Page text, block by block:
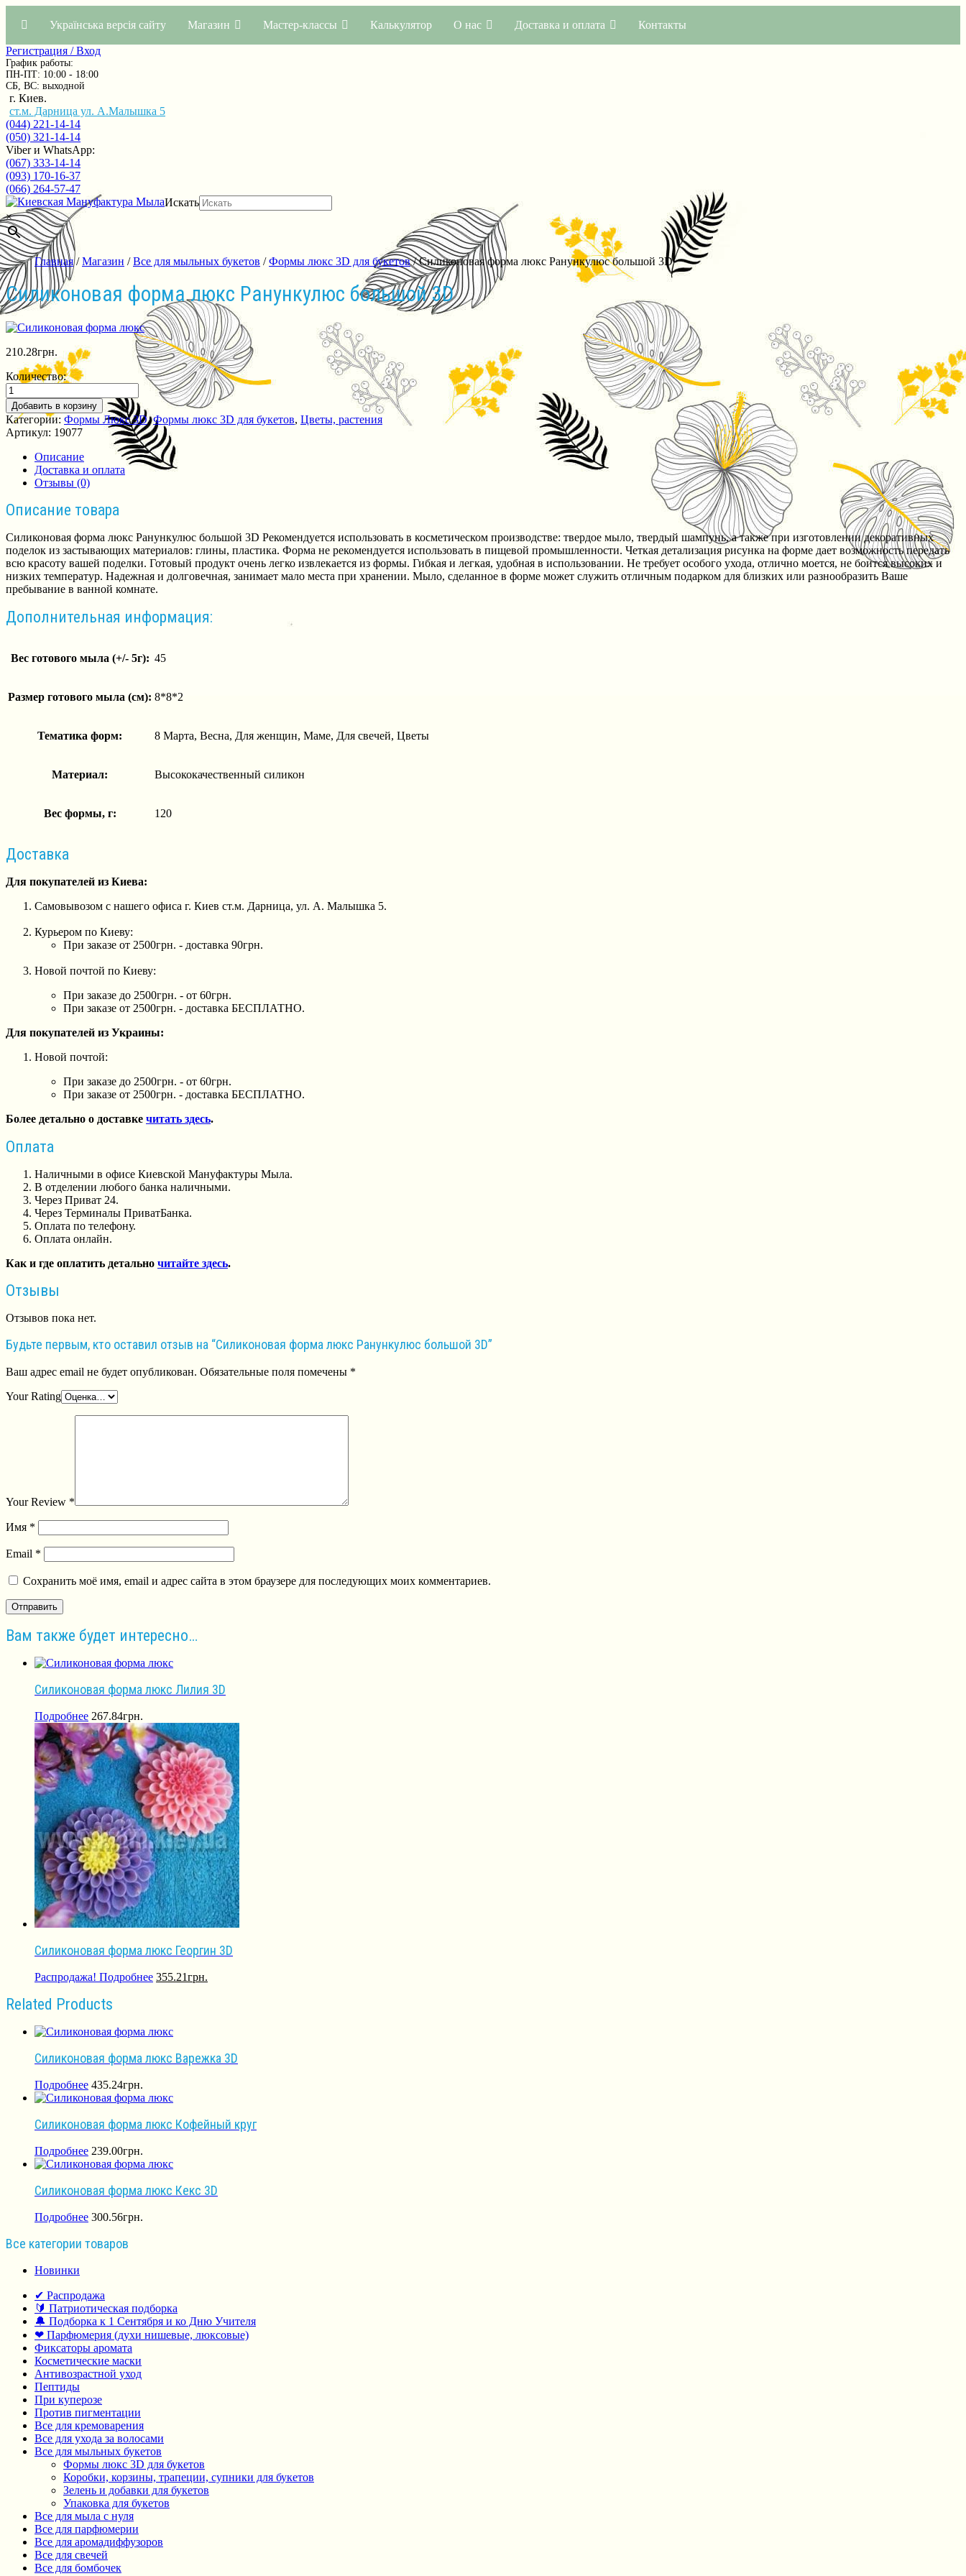
Українська версія сайту Магазин Мастер-классы Калькулятор О нас Доставка и оплата Контакты
Регистрация / Вход
График работы:
ПН-ПТ: 10:00 - 18:00
СБ, ВС: выходной
г. Киев.
ст.м. Дарница ул. А.Малышка 5
(044) 221-14-14
(050) 321-14-14
Viber и WhatsApp:
(067) 333-14-14
(093) 170-16-37
(066) 264-57-47
Искать
×
Главная/Магазин /Все для мыльных букетов /Формы люкс 3D для букетов/ Силиконовая форма люкс Ранункулюс большой 3D
Силиконовая форма люкс Ранункулюс большой 3D
210.28грн.
Количество:
Добавить в корзину
Категории: Формы Люкс 3D,Формы люкс 3D для букетов, Цветы, растения
Артикул: 19077
Описание
Доставка и оплата
Отзывы (0)
Описание товара
Силиконовая форма люкс Ранункулюс большой 3D Рекомендуется использовать в косметическом производстве: твердое мыло, твердый шампунь, а также при изготовлении декоративных
поделок из застывающих материалов: глины, пластика. Форма не рекомендуется использовать в пищевой промышленности. Четкая детализация рисунка на форме дает возможность передать
всю красоту вашей поделки. Готовый продукт очень легко извлекается из формы. Гибкая и легкая, удобная в использовании. Не требует особого ухода, отлично моется, не боится высоких и
низких температур. Надежная и долговечная, занимает мало места при хранении. Мыло, сделанное в форме может служить отличным подарком для близких или разнообразить Ваше
пребывание в ванной комнате.
Дополнительная информация:
Вес готового мыла (+/- 5г): 45
Размер готового мыла (см): 8*8*2
Тематика форм: 8 Марта, Весна, Для женщин, Маме, Для свечей, Цветы
Материал: Высококачественный силикон
Вес формы, г: 120
Доставка
Для покупателей из Киева:
Самовывозом с нашего офиса г. Киев ст.м. Дарница, ул. А. Малышка 5.
Курьером по Киеву:
При заказе от 2500грн. - доставка 90грн.
Новой почтой по Киеву:
При заказе до 2500грн. - от 60грн.
При заказе от 2500грн. - доставка БЕСПЛАТНО.
Для покупателей из Украины:
Новой почтой:
При заказе до 2500грн. - от 60грн.
При заказе от 2500грн. - доставка БЕСПЛАТНО.
Более детально о доставке читать здесь.
Оплата
Наличными в офисе Киевской Мануфактуры Мыла.
В отделении любого банка наличными.
Через Приват 24.
Через Терминалы ПриватБанка.
Оплата по телефону.
Оплата онлайн.
Как и где оплатить детально читайте здесь.
Отзывы
Отзывов пока нет.
Будьте первым, кто оставил отзыв на “Силиконовая форма люкс Ранункулюс большой 3D”
Ваш адрес email не будет опубликован. Обязательные поля помечены *
Your Rating
Your Review *
Имя *
Email *
Сохранить моё имя, email и адрес сайта в этом браузере для последующих моих комментариев.
Вам также будет интересно…
Силиконовая форма люкс Лилия 3D
Подробнее 267.84грн.
Силиконовая форма люкс Георгин 3D
Распродажа! Подробнее 355.21грн.
Related Products
Силиконовая форма люкс Варежка 3D
Подробнее 435.24грн.
Силиконовая форма люкс Кофейный круг
Подробнее 239.00грн.
Силиконовая форма люкс Кекс 3D
Подробнее 300.56грн.
Все категории товаров
Новинки
✔ Распродажа
🔰 Патриотическая подборка
🔔 Подборка к 1 Сентября и ко Дню Учителя
❤ Парфюмерия (духи нишевые, люксовые)
Фиксаторы аромата
Косметические маски
Антивозрастной уход
Пептиды
При куперозе
Против пигментации
Все для кремоварения
Все для ухода за волосами
Все для мыльных букетов
Формы люкс 3D для букетов
Коробки, корзины, трапеции, супники для букетов
Зелень и добавки для букетов
Упаковка для букетов
Все для мыла с нуля
Все для парфюмерии
Все для аромадиффузоров
Все для свечей
Все для бомбочек